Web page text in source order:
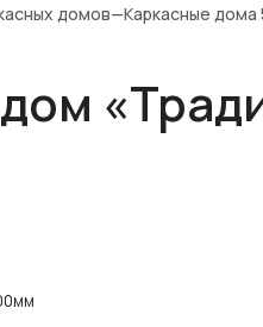
домов—Каркасные дома